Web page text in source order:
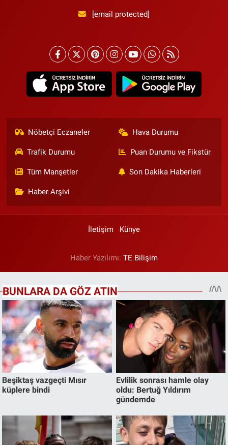
[email protected]
Nöbetçi Eczaneler Hava Durumu
Trafik Durumu Puan Durumu ve Fikstür
Tüm Manşetler Son Dakika Haberleri
Haber Arşivi
İletişim Künye
Haber Yazılımı: TE Bilişim